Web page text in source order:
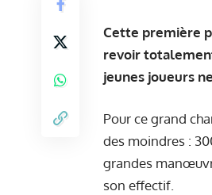
Cette première
revoir
jeunes joueurs
Pour ce grand
des moindres :
grandes
son effectif.